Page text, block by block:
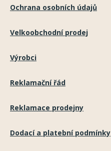
Ochrana osobních údajů
Velkoobchodní prodej
Výrobci
Reklamační řád
Reklamace prodejny
Dodací a platební podmínky